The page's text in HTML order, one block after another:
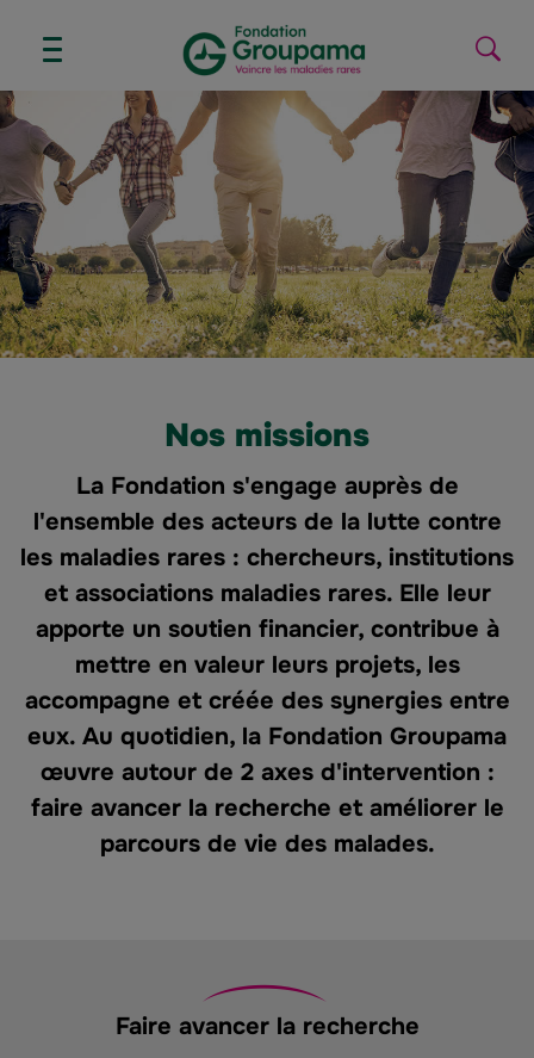
Aller à la navigation
AFFICHER/MASQUER
la
Nos missions
La Fondation s'engage auprès de
l'ensemble des acteurs de la lutte contre
les maladies rares : chercheurs, institutions
et associations maladies rares. Elle leur
apporte un soutien financier, contribue à
mettre en valeur leurs projets, les
accompagne et créée des synergies entre
eux. Au quotidien, la Fondation Groupama
œuvre autour de 2 axes d'intervention :
faire avancer la recherche et améliorer le
parcours de vie des malades.
Faire avancer la recherche